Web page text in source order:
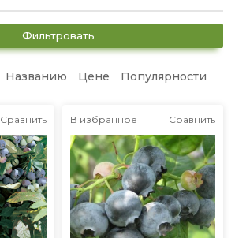
Фильтровать
Названию Цене Популярности
Сравнить В избранное Сравнить